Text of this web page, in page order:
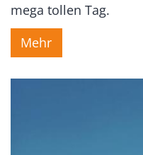
mega tollen Tag.
Mehr